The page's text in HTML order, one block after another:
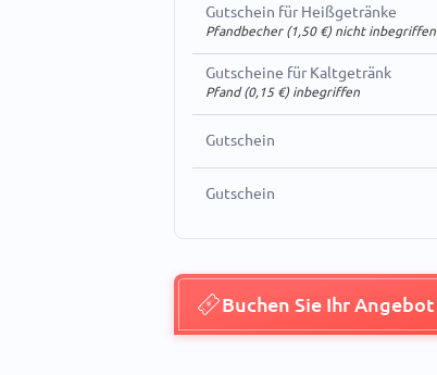
Gutschein für Heißgetränke
Pfandbecher (1,50 €) nicht inbegriffen
Gutscheine für Kaltgetränk
Pfand (0,15 €) inbegriffen
Gutschein
Gutschein
Buchen Sie Ihr Angebot